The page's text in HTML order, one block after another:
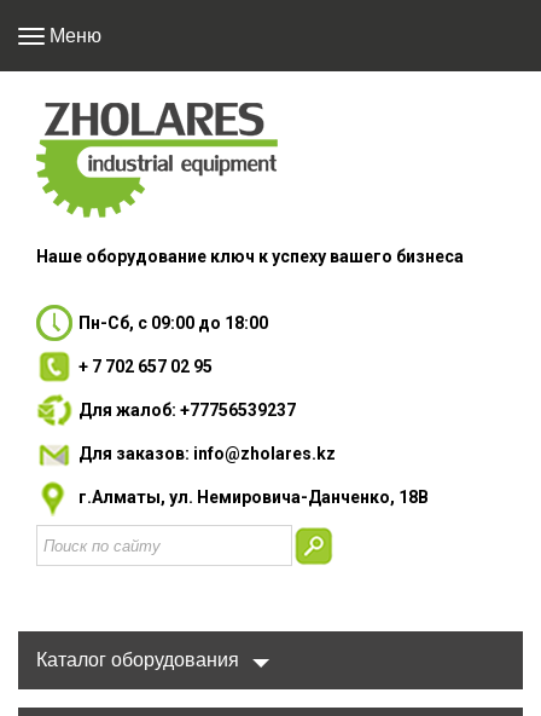
Наше оборудование ключ к успеху вашего бизнеса
Пн-Сб, с 09:00 до 18:00
+ 7 702 657 02 95
Для жалоб: +77756539237
Для заказов: info@zholares.kz
г.Алматы, ул. Немировича-Данченко, 18В
Меню
Каталог оборудования